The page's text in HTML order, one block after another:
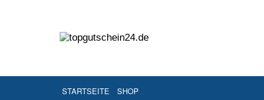
STARTSEITE SHOP